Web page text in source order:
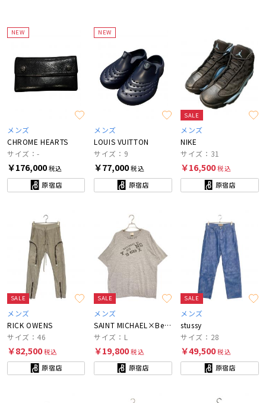
NEW
メンズ
CHROME HEARTS
サイズ：-
￥176,000税込
原宿店
NEW
メンズ
LOUIS VUITTON
サイズ：9
￥77,000税込
原宿店
SALE
メンズ
NIKE
サイズ：31
￥16,500税込
原宿店
SALE
メンズ
RICK OWENS
サイズ：46
￥82,500税込
原宿店
SALE
メンズ
SAINT MICHAEL×BerBerJin
サイズ：L
￥19,800税込
原宿店
SALE
メンズ
stussy
サイズ：28
￥49,500税込
原宿店